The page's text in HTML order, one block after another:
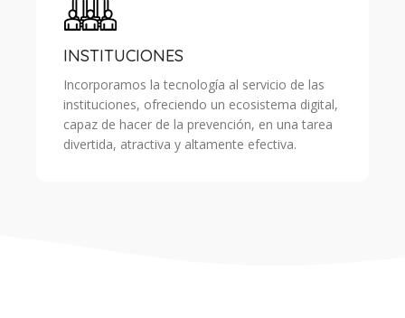
INSTITUCIONES
Incorporamos la tecnología al servicio de las
instituciones, ofreciendo un ecosistema digital,
capaz de hacer de la prevención, en una tarea
divertida, atractiva y altamente efectiva.